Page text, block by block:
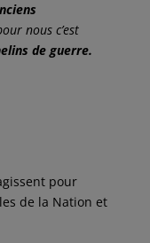
nous c’est
de guerre.
pour
de la Nation et